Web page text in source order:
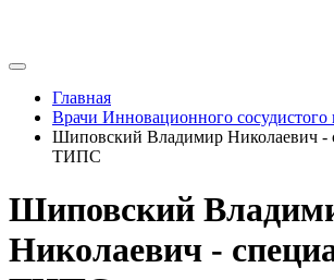
Главная
Врачи Инновационного сосудистого
Шиповский Владимир Николаевич -
ТИПС
Шиповский
Николаевич -